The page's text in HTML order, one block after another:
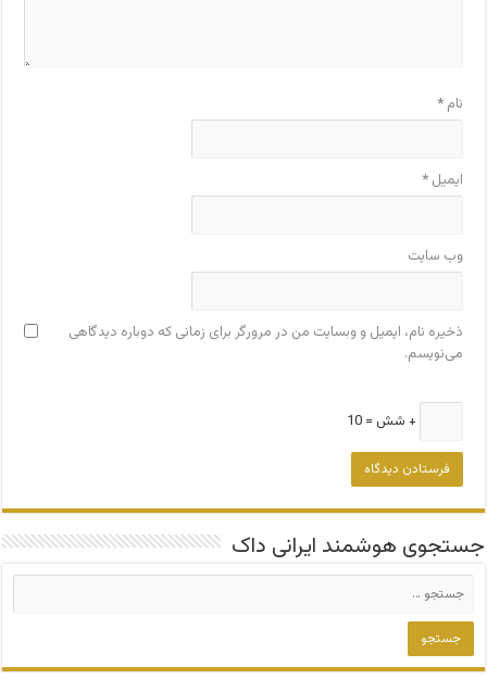
نام*
ایمیل*
وب‌ سایت
ذخیره نام، ایمیل و وبسایت من در مرورگر برای زمانی که دوباره دیدگاهی
می‌نویسم.
+ شش = 10
جستجوی هوشمند ایرانی داک